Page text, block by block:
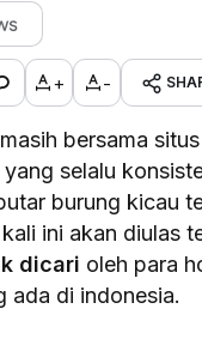
+ -
bersama
yang selalu
burung kicau
ini akan diulas
dicari oleh para
ada di indonesia.